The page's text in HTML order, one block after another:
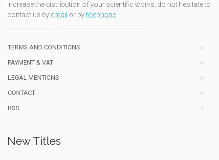
increase the distribution of your scientific works, do not hesitate to
contact us by email or bytelephone
TERMS AND CONDITIONS
PAYMENT & VAT
LEGAL MENTIONS
CONTACT
RSS
New Titles